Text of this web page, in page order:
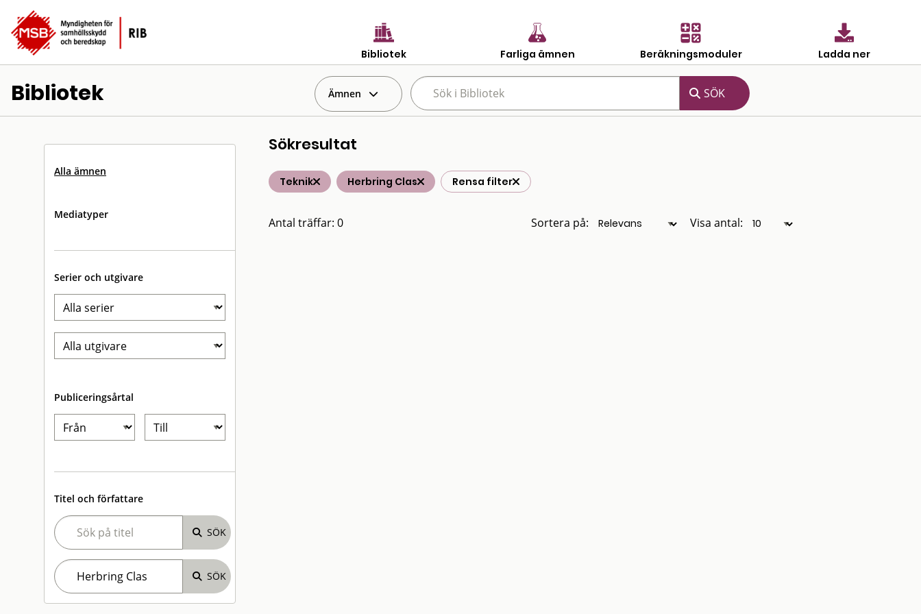
Bibliotek Farliga ämnen Beräkningsmoduler Ladda ner
Bibliotek Ämnen
Alla ämnen
Mediatyper
Serier och utgivare
Publiceringsårtal
Titel och författare
Sökresultat
Teknik Herbring Clas Rensa filter
Antal träffar: 0 Sortera på: Visa antal: